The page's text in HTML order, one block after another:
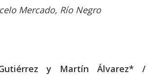
Mercado, Río Negro
y Martín Álvarez* /